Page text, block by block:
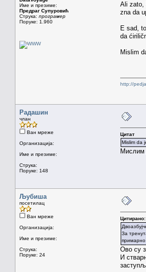
Име и презиме:
Предраг Супуровић
Струка: програмер
Поруке: 1.960
Ali zato,
zna da
E sad,
da
Mislim
http://
Радашин
члан
Ван мреже
Организација:
Име и презиме:
Струка:
Поруке: 148
Цитат
Mislim da
Мислим
Љубиша
посетилац
Ван мреже
Организација:
Име и презиме:
Струка:
Поруке: 24
За
примарно
Ово су
И